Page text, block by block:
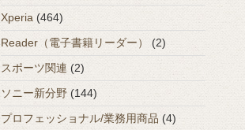
Xperia (464)
Reader（電子書籍リーダー）
(2)
スポーツ関連 (2)
ソニー新分野 (144)
プロフェッショナル/業務用商品 (4)